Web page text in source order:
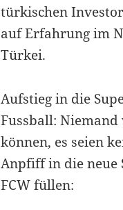
türkischen
auf Erfahrung im
Türkei.
Aufstieg in die
Fussball:
können, es seien
Anpfiff in die neue
FCW füllen: